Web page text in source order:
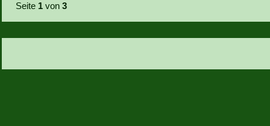
Seite 1 von3